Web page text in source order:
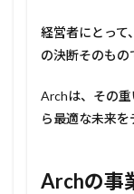
領域
4
だか
らで
きる
次世
経営者にとって
の決断そのもの
Archは、その
ら最適な未来を
Archの事